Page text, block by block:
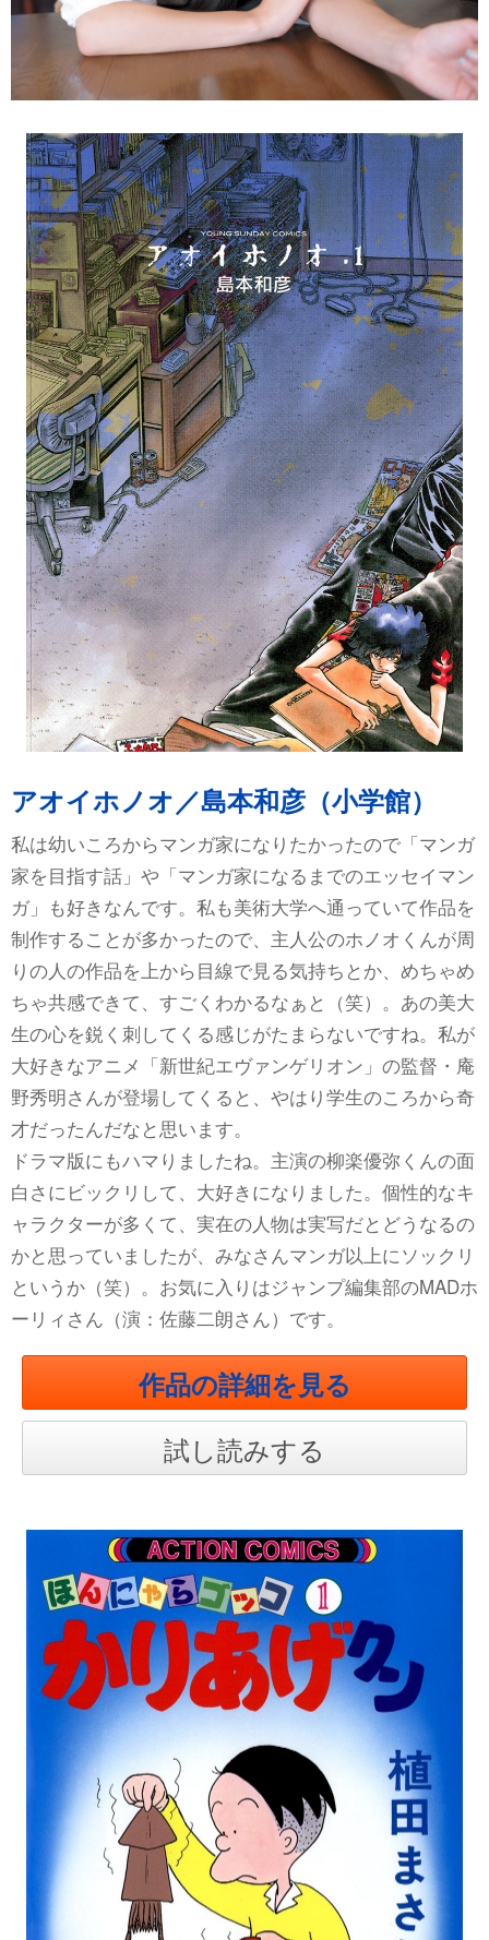
アオイホノオ／島本和彦（小学館）
私は幼いころからマンガ家になりたかったので「マンガ
家を目指す話」や「マンガ家になるまでのエッセイマン
ガ」も好きなんです。私も美術大学へ通っていて作品を
制作することが多かったので、主人公のホノオくんが周
りの人の作品を上から目線で見る気持ちとか、めちゃめ
ちゃ共感できて、すごくわかるなぁと（笑）。あの美大
生の心を鋭く刺してくる感じがたまらないですね。私が
大好きなアニメ「新世紀エヴァンゲリオン」の監督・庵
野秀明さんが登場してくると、やはり学生のころから奇
才だったんだなと思います。
ドラマ版にもハマりましたね。主演の柳楽優弥くんの面
白さにビックリして、大好きになりました。個性的なキ
ャラクターが多くて、実在の人物は実写だとどうなるの
かと思っていましたが、みなさんマンガ以上にソックリ
というか（笑）。お気に入りはジャンプ編集部のMADホ
ーリィさん（演：佐藤二朗さん）です。
作品の詳細を見る
試し読みする